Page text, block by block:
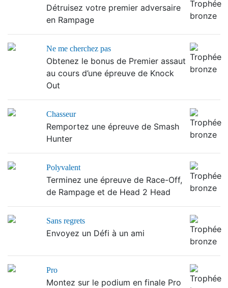
Détruisez votre premier adversaire
en Rampage
Ne me cherchez pas
Obtenez le bonus de Premier assaut
au cours d’une épreuve de Knock
Out
Chasseur
Remportez une épreuve de Smash
Hunter
Polyvalent
Terminez une épreuve de Race-Off,
de Rampage et de Head 2 Head
Sans regrets
Envoyez un Défi à un ami
Pro
Montez sur le podium en finale Pro